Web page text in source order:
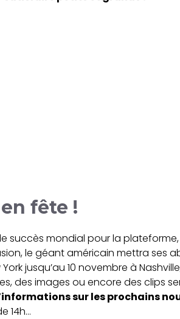
fête !
succès mondial pour la
le géant américain mettra ses
jusqu’au 10 novembre à
des images ou encore des clips
sur les prochains
14h…